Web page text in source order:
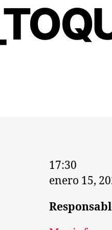
17:30
enero 15,